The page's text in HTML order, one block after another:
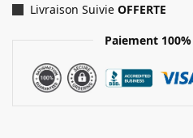
Livraison SuivieOFFERTE
Paiement